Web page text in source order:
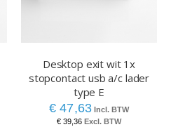
Desktop exit wit 1x
stopcontact usb a/c lader
type E
€ 47,63
€ 39,36